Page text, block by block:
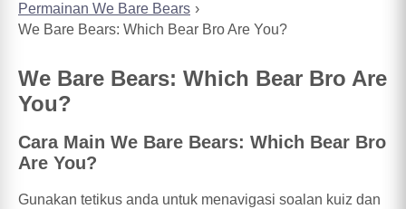
Permainan We Bare Bears
We Bare Bears: Which Bear Bro Are You?
We Bare Bears: Which Bear Bro Are
You?
Cara Main We Bare Bears: Which Bear Bro
Are You?
Gunakan tetikus anda untuk menavigasi soalan kuiz dan